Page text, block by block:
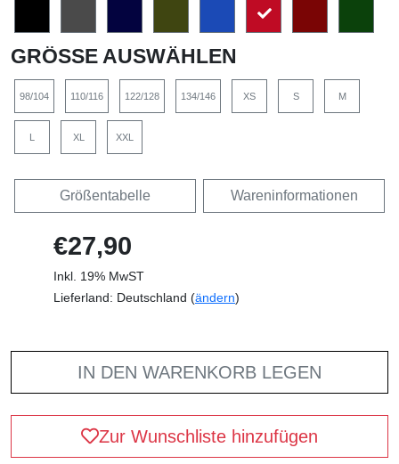
GRÖSSE AUSWÄHLEN
98/104 110/116 122/128 134/146 XS S M
XL XXL
Größentabelle Wareninformationen
€27,90
Inkl. 19% MwST
Lieferland: Deutschland (ändern)
IN DEN WARENKORB LEGEN
Zur Wunschliste hinzufügen